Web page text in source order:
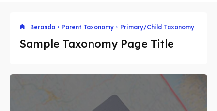
Search
Search
Beranda Parent Taxonomy Primary/Child Taxonomy
Sample Taxonomy Page Title